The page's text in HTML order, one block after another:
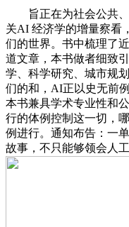
旨正在为社会公共、
关AI 经济学的增量察看
们的世界。书中梳理了
道文章，本书做者细致
学、科学研究、城市规
们的和，AI正以史无前
本书兼具学术专业性和
行的体例控制这一切，
例进行。通知布告：一
故事，不只能够领会人